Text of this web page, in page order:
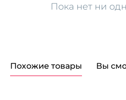
Пока нет ни
Похожие товары Вы